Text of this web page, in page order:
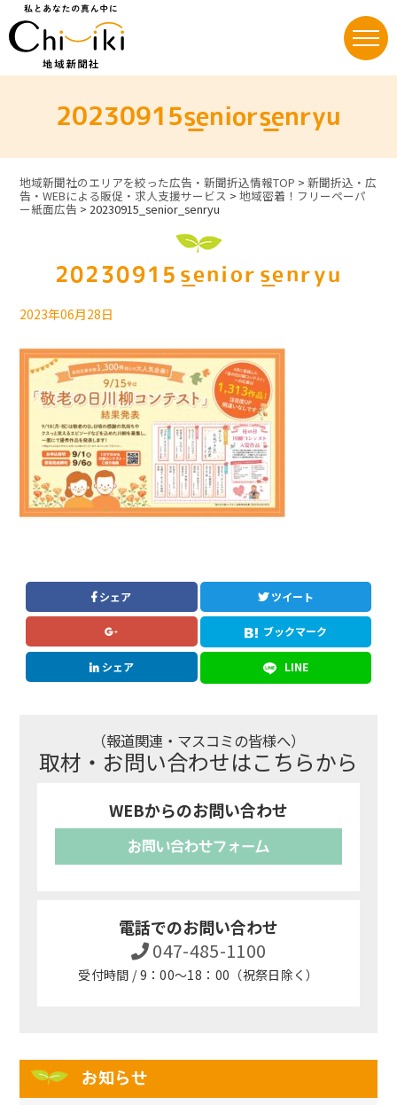
20230915_senior_senryu
地域新聞社のエリアを絞った広告・新聞折込情報TOP >新聞折込・広
告・WEBによる販促・求人支援サービス >地域密着！フリーペーパ
ー紙面広告 >20230915_senior_senryu
20230915_senior_senryu
2023年06月28日
シェア ツイート
ブックマーク
シェア LINE
（報道関連・マスコミの皆様へ）
取材・お問い合わせはこちらから
WEBからのお問い合わせ
お問い合わせフォーム
電話でのお問い合わせ
047-485-1100
受付時間 / 9：00～18：00（祝祭日除く）
お知らせ